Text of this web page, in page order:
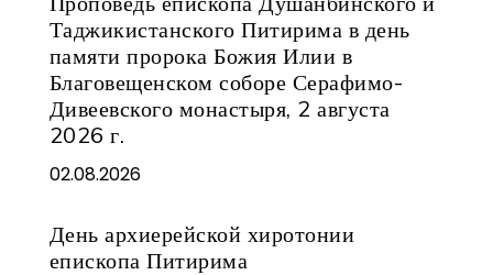
Таджикистанского Питирима в день
памяти пророка Божия Илии в
Благовещенском соборе Серафимо-
Дивеевского монастыря, 2 августа
2026 г.
02.08.2026
День архиерейской хиротонии
епископа Питирима